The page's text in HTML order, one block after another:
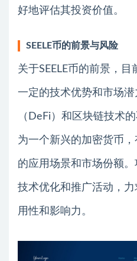
好地评估其投资价值。
SEELE币的前景与风险
关于SEELE币的前景，目
一定的技术优势和市场
（DeFi）和区块链技术
为一个新兴的加密货币
的应用场景和市场份额
技术优化和推广活动，力
用性和影响力。